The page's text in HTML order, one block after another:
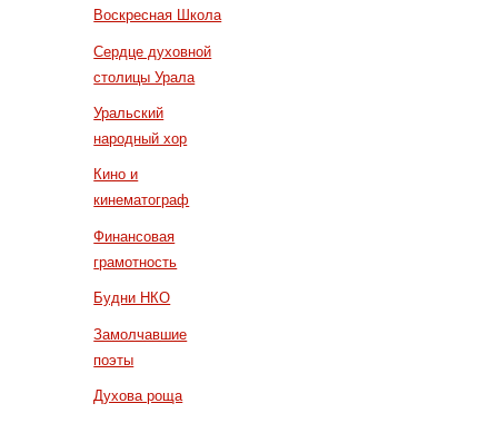
Воскресная Школа
Сердце духовной
столицы Урала
Уральский
народный хор
Кино и
кинематограф
Финансовая
грамотность
Будни НКО
Замолчавшие
поэты
Духова роща